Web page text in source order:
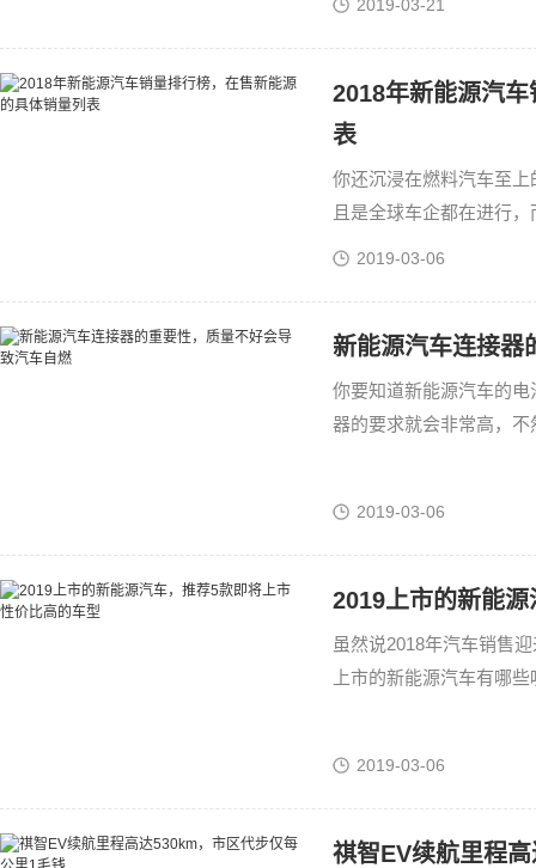
2019-03-21
2018年新能源汽
表
你还沉浸在燃料汽车至
且是全球车企都在进行
现在新能源汽车的局势一
2019-03-06
新能源汽车连接器
你要知道新能源汽车的
器的要求就会非常高，
2019-03-06
2019上市的新能
虽然说2018年汽车销售
上市的新能源汽车有哪
2019-03-06
祺智EV续航里程